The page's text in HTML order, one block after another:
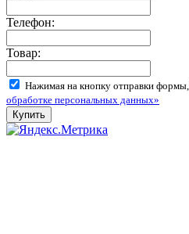
Телефон:
Товар:
Нажимая на кнопку отправки
обработке персональных данных»